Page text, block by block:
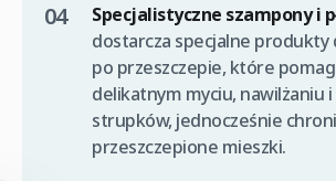
Specjalistyczne szampony i
dostarcza specjalne produkty
po przeszczepie, które
delikatnym myciu, nawilżaniu
strupków, jednocześnie
przeszczepione mieszki.